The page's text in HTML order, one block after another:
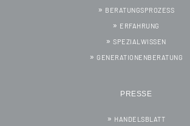
BERATUNGSPROZESS
ERFAHRUNG
SPEZIALWISSEN
GENERATIONENBERATUNG
PRESSE
HANDELSBLATT